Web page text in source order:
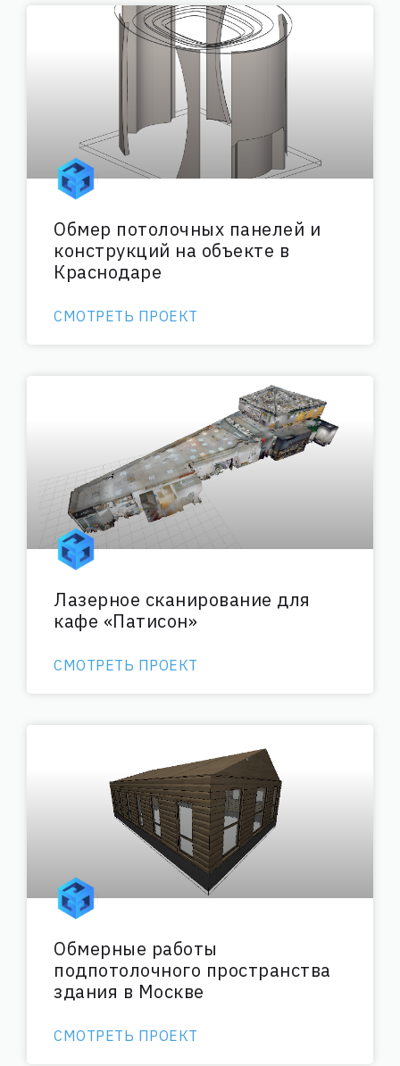
Обмер потолочных панелей и
конструкций на объекте в
Краснодаре
СМОТРЕТЬ ПРОЕКТ
Лазерное сканирование для
кафе «Патисон»
СМОТРЕТЬ ПРОЕКТ
Обмерные работы
подпотолочного пространства
здания в Москве
СМОТРЕТЬ ПРОЕКТ